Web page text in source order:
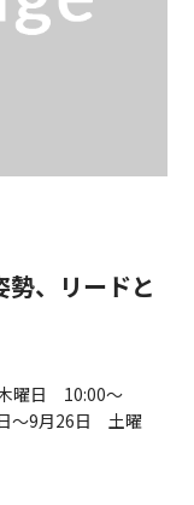
る
いいたします。
、リードと
曜日 10:00～
～9月26日 土曜